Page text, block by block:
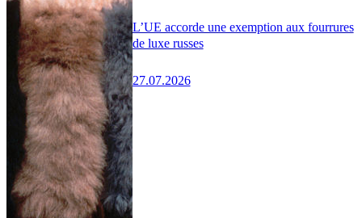
L’UE accorde une exemption aux fourrures
de luxe russes
27.07.2026